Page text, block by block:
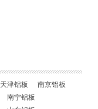
天津铝板
南京铝板
南宁铝板